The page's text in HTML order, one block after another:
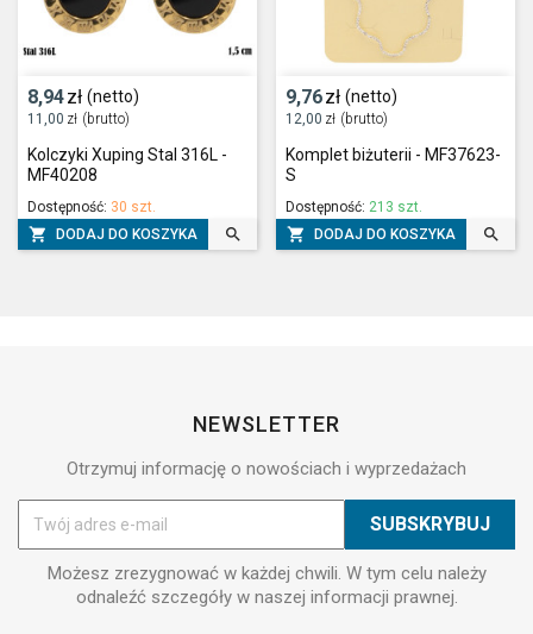
8,94zł (netto)
11,00 zł (brutto)
Kolczyki Xuping Stal 316L -
MF40208
Dostępność: 30 szt.
 DODAJ DO KOSZYKA 
9,76zł (netto)
12,00 zł (brutto)
Komplet biżuterii - MF37623-
S
Dostępność: 213 szt.
 DODAJ DO KOSZYKA 
NEWSLETTER
Otrzymuj informację o nowościach i wyprzedażach
Możesz zrezygnować w każdej chwili. W tym celu należy
odnaleźć szczegóły w naszej informacji prawnej.